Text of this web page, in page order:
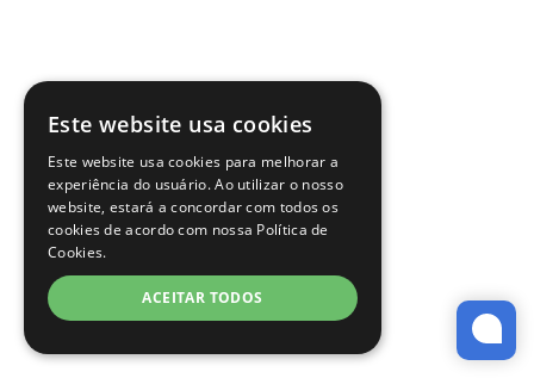
Este website usa cookies
Este website usa cookies para melhorar a
experiência do usuário. Ao utilizar o nosso
website, estará a concordar com todos os
cookies de acordo com nossa Política de
Cookies.
ACEITAR TODOS